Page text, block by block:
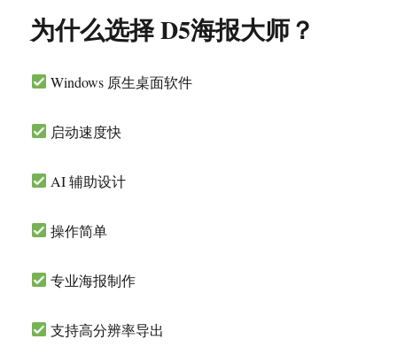
为什么选择 D5海报大师？
Windows 原生桌面软件
启动速度快
AI 辅助设计
操作简单
专业海报制作
支持高分辨率导出